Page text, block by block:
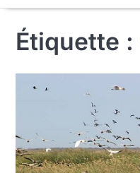
Étiquette :